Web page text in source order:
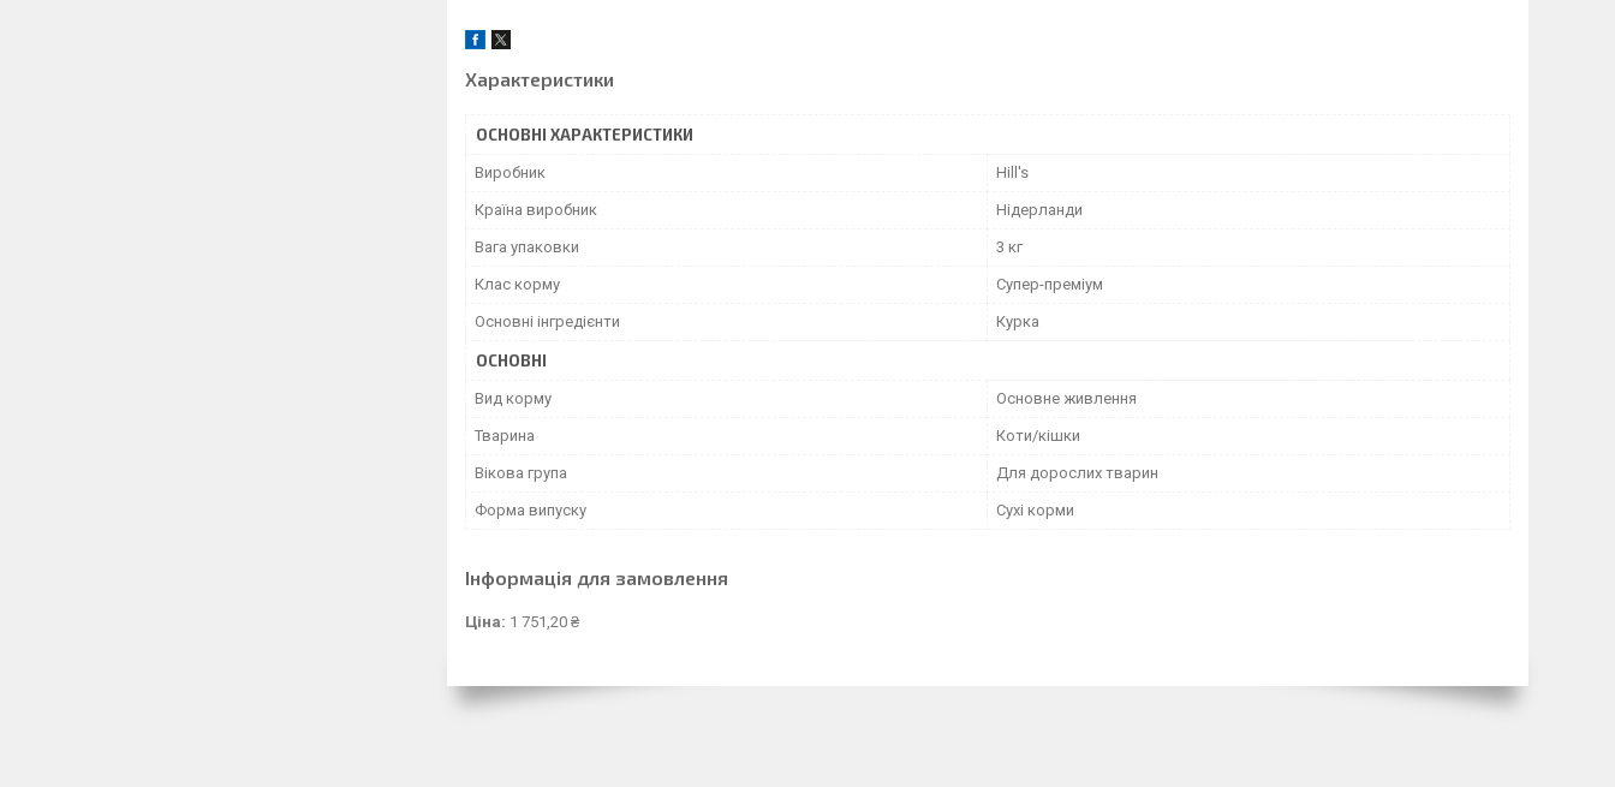
Характеристики
ОСНОВНІ ХАРАКТЕРИСТИКИ
Виробник Hill's
Країна виробник Нідерланди
Вага упаковки 3 кг
Клас корму Супер-преміум
Основні інгредієнти Курка
ОСНОВНІ
Вид корму Основне живлення
Тварина Коти/кішки
Вікова група Для дорослих тварин
Форма випуску Сухі корми
Інформація для замовлення
Ціна: 1 751,20 ₴